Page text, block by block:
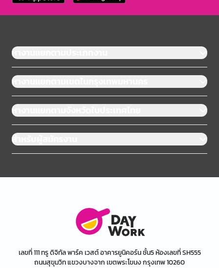
หางานแยกตามประเภทงาน
หางานแยกตามเขตในกรุงเทพมหานคร
หางานแยกตามจังหวัดในประเทศไทย
สำหรับผู้สมัครงาน
เลขที่ 111 ทรู ดิจิทัล พาร์ค เวสต์ อาคารยูนิคอร์น ชั้น5 ห้องเลขที่ SH555
ถนนสุขุมวิท แขวงบางจาก เขตพระโขนง กรุงเทพ 10260